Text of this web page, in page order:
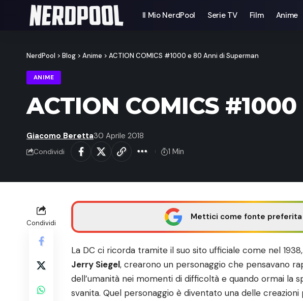
Il Mio NerdPool Serie TV Film Anime
NerdPool > Blog > Anime > ACTION COMICS #1000 e 80 Anni di Superman
ANIME
ACTION COMICS
Giacomo Beretta30 Aprile 2018
Condividi 1 Min
Condividi
Mettici come fonte preferita
La DC ci ricorda tramite il suo sito ufficiale come nel
Jerry Siegel, crearono un personaggio che pensavano
dell’umanità nei momenti di difficoltà e quando ormai la
svanita. Quel personaggio è diventato una delle